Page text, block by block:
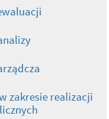
zakresie realizacji